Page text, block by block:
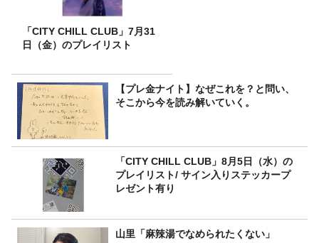
「CITY CHILL CLUB」7月31
日（金）のプレイリスト
【プレ金ナイト】なぜこれを？と問い、
そこから今を読み解いていく。
「CITY CHILL CLUB」8月5日（水）の
プレイリスト/ サイン入りステッカープ
レゼント有り
山里「麻辣湯でなめられたくない」